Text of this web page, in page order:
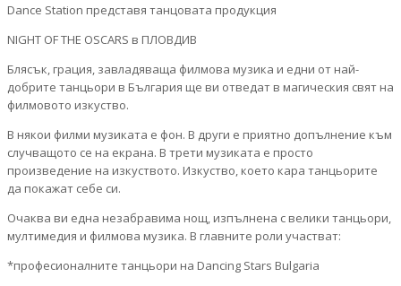
Dance Station представя танцовата продукция
NIGHT OF THE OSCARS в ПЛОВДИВ
Блясък, грация, завладяваща филмова музика и едни от най-
добрите танцьори в България ще ви отведат в магическия свят на
филмовото изкуство.
В някои филми музиката е фон. В други е приятно допълнение към
случващото се на екрана. В трети музиката е просто
произведение на изкуството. Изкуство, което кара танцьорите
да покажат себе си.
Очаква ви една незабравима нощ, изпълнена с велики танцьори,
мултимедия и филмова музика. В главните роли участват:
*професионалните танцьори на Dancing Stars Bulgaria